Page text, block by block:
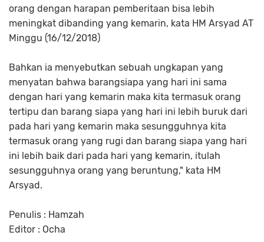
orang dengan harapan pemberitaan bisa lebih
meningkat dibanding yang kemarin, kata HM Arsyad AT
Minggu (16/12/2018)
Bahkan ia menyebutkan sebuah ungkapan yang
menyatan bahwa barangsiapa yang hari ini sama
dengan hari yang kemarin maka kita termasuk orang
tertipu dan barang siapa yang hari ini lebih buruk dari
pada hari yang kemarin maka sesungguhnya kita
termasuk orang yang rugi dan barang siapa yang hari
ini lebih baik dari pada hari yang kemarin, itulah
sesungguhnya orang yang beruntung," kata HM
Arsyad.
Penulis : Hamzah
Editor : Ocha